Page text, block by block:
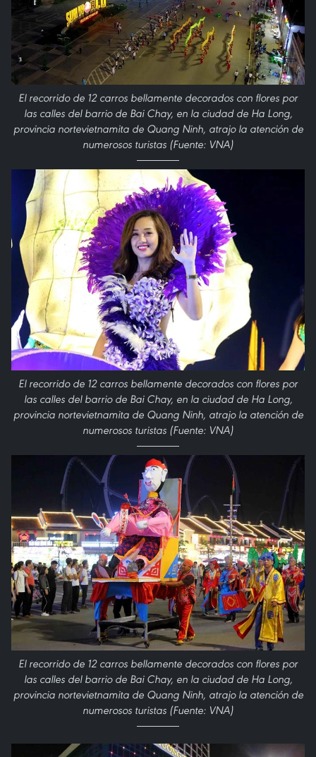
El recorrido de 12 carros bellamente decorados con flores por
las calles del barrio de Bai Chay, en la ciudad de Ha Long,
provincia nortevietnamita de Quang Ninh, atrajo la atención de
numerosos turistas (Fuente: VNA)
El recorrido de 12 carros bellamente decorados con flores por
las calles del barrio de Bai Chay, en la ciudad de Ha Long,
provincia nortevietnamita de Quang Ninh, atrajo la atención de
numerosos turistas (Fuente: VNA)
El recorrido de 12 carros bellamente decorados con flores por
las calles del barrio de Bai Chay, en la ciudad de Ha Long,
provincia nortevietnamita de Quang Ninh, atrajo la atención de
numerosos turistas (Fuente: VNA)